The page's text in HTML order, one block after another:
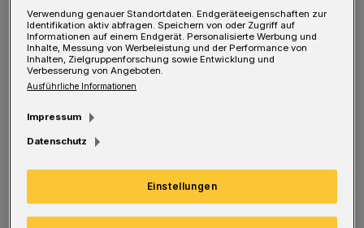
Laut Polizei hielt der Fahrer eines Autos, in
dem auch zwei Kinder saßen, gegen 17:15 Uhr
auf Höhe der Farbmühle in Richtung Osten
wegen einer roten Ampel an. Das erkannte der
Fahrer eines Wagens aus dem Ennepe-Ruhr-
Kreis zu spät. Es kam zum Zusammenstoß.
Verwendung genauer Standortdaten. Endgeräteeigenschaften zur
Identifikation aktiv abfragen. Speichern von oder Zugriff auf
Informationen auf einem Endgerät. Personalisierte Werbung und
Inhalte, Messung von Werbeleistung und der Performance von
Inhalten, Zielgruppenforschung sowie Entwicklung und
Verbesserung von Angeboten.
Ausführliche Informationen
Impressum
Datenschutz
Einstellungen